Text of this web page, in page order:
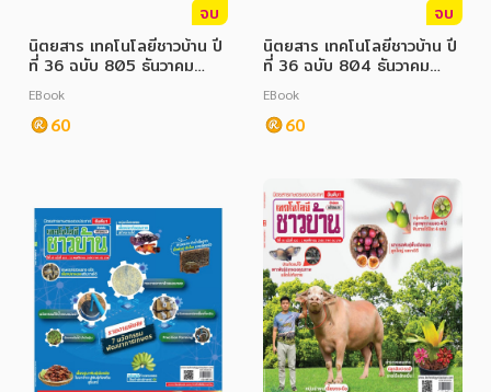
เทคโนโลยี การสื่อสาร วิทยาศาสตร์
ภาษาศาสตร์
การ์ตูนความรู้ การ์ตูน
การ์ตูนมังงะ (Manga)
จบ
นิตยสาร เทคโนโลยีชาวบ้าน ปี
ที่ 36 ฉบับ 805 ธันวาคม
2566
EBook
60
จบ
นิตยสาร เทคโนโลยีชาวบ้าน ปี
ที่ 36 ฉบับ 804 ธันวาคม
2566
EBook
60